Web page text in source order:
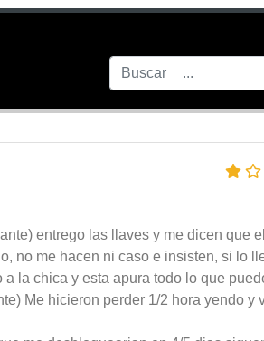
entrego las llaves y me dicen que el
no me hacen ni caso e insisten, si lo
la chica y esta apura todo lo que
Me hicieron perder 1/2 hora yendo y